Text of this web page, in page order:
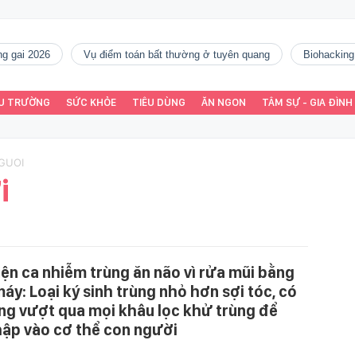
gai 2026 vụ điểm toán bất thường ở tuyên quang Biohacking
TRƯỜNG SỨC KHỎE TIÊU DÙNG ĂN NGON TÂM SỰ - GIA ĐÌNH
ca nhiễm trùng ăn não vì rửa mũi bằng
Loại ký sinh trùng nhỏ hơn sợi tóc, có
vượt qua mọi khâu lọc khử trùng để
vào cơ thể con người